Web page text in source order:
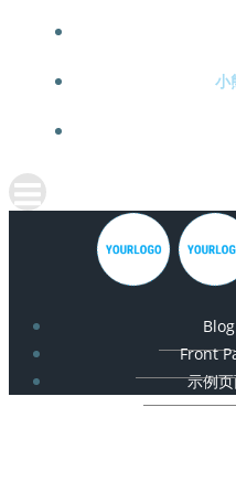
小
Blog
Front
示例